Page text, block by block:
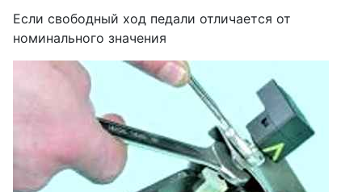
Если свободный ход педали отличается от
номинального значения